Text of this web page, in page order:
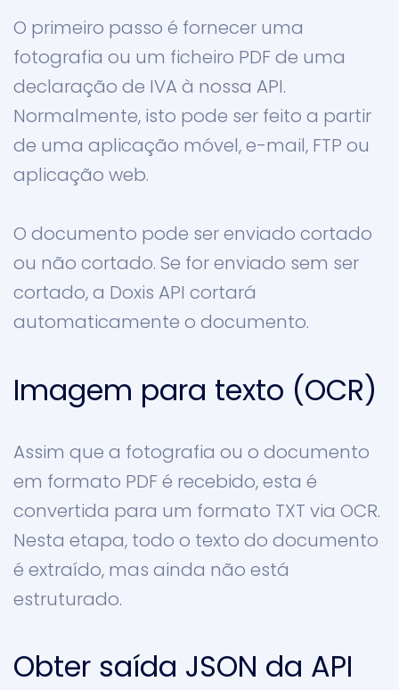
O primeiro passo é fornecer uma
fotografia ou um ficheiro PDF de uma
declaração de IVA à nossa API.
Normalmente, isto pode ser feito a partir
de uma aplicação móvel, e-mail, FTP ou
aplicação web.
O documento pode ser enviado cortado
ou não cortado. Se for enviado sem ser
cortado, a Doxis API cortará
automaticamente o documento.
Imagem para texto (OCR)
Assim que a fotografia ou o documento
em formato PDF é recebido, esta é
convertida para um formato TXT via OCR.
Nesta etapa, todo o texto do documento
é extraído, mas ainda não está
estruturado.
Obter saída JSON da API